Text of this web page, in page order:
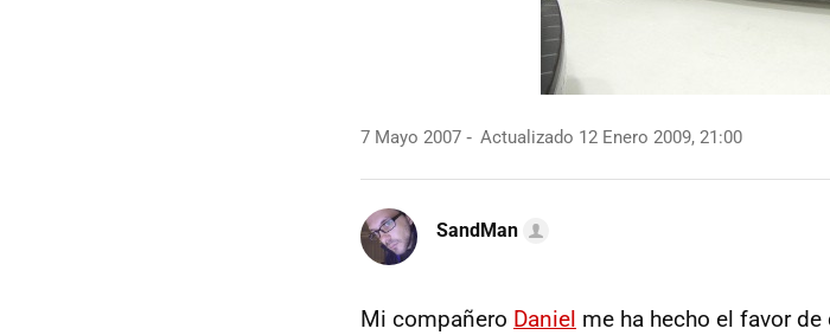
7 Mayo 2007 Actualizado 12 Enero 2009, 21:00
SandMan
Mi compañero Daniel me ha hecho el favor